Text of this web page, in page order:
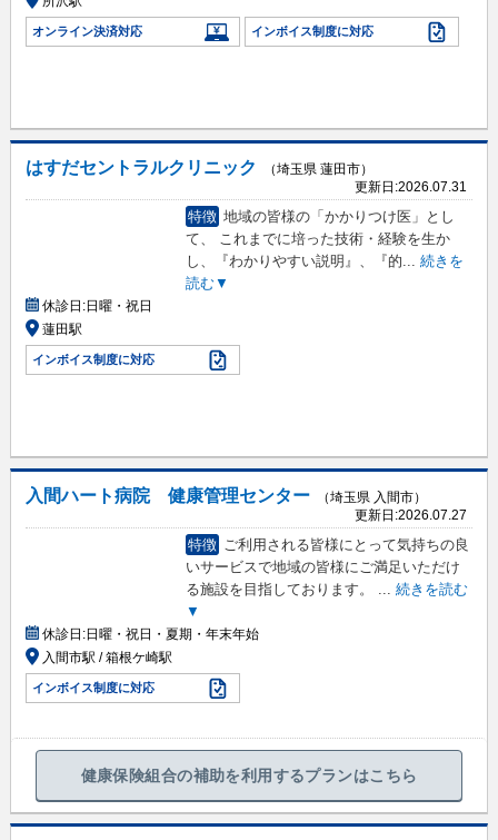
オンライン決済対応 インボイス制度に対応
はすだセントラルクリニック
（埼玉県 蓮田市）
更新日:2026.07.31
特徴 地域の皆様の「かかりつけ医」とし
て、 これまでに培った技術・経験を生か
し、『わかりやすい説明』、『的... 続きを
読む▼
休診日:日曜・祝日
蓮田駅
インボイス制度に対応
入間ハート病院 健康管理センター
（埼玉県 入間市）
更新日:2026.07.27
特徴
ご利用される皆様にとって気持ちの良
いサービスで地域の皆様にご満足いただけ
る施設を目指しております。
続きを読む
▼
休診日:日曜・祝日・夏期・年末年始
入間市駅 / 箱根ケ崎駅
インボイス制度に対応
健康保険組合の補助を利用するプランはこちら